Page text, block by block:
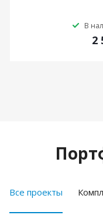
В
2
Все проекты